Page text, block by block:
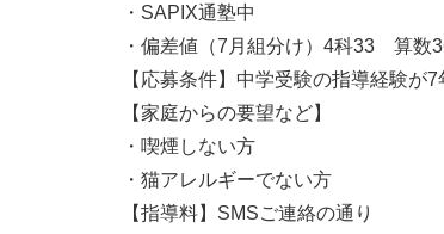
・SAPIX通塾中
・偏差値（7月組分け）4科33 算
【応募条件】中学受験の指導経験が
【家庭からの要望など】
・喫煙しない方
・猫アレルギーでない方
【指導料】SMSご連絡の通り